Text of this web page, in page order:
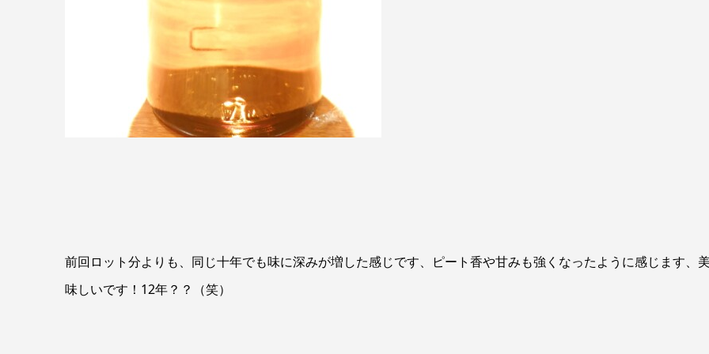
前回ロット分よりも、同じ十年でも味に深みが増した感じです、ピート香や甘みも強くなったように感じます、
味しいです！12年？？（笑）